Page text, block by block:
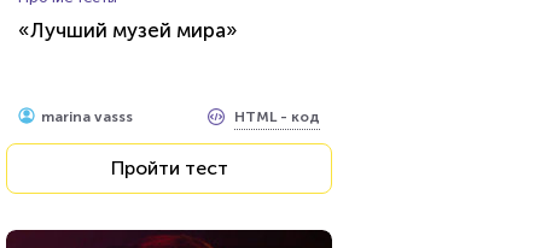
«Лучший музей мира»
marina vasss HTML - код
Пройти тест